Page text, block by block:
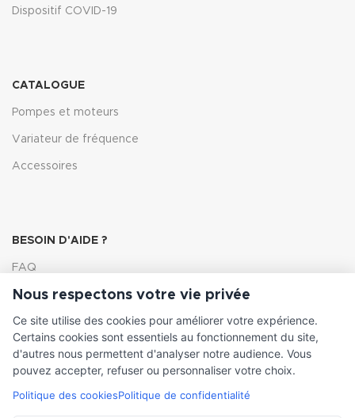
Dispositif COVID-19
CATALOGUE
Pompes et moteurs
Variateur de fréquence
Accessoires
BESOIN D'AIDE ?
FAQ
Lexique
Comment choisir ma pompe
INFORMATIONS LÉGALES
Nous respectons votre vie privée
Ce site utilise des cookies pour améliorer votre expérience.
Certains cookies sont essentiels au fonctionnement du site,
d'autres nous permettent d'analyser notre audience. Vous
pouvez accepter, refuser ou personnaliser votre choix.
Politique des cookiesPolitique de confidentialité